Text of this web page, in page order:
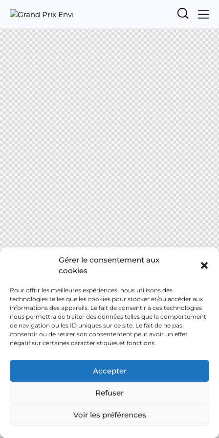
Gérer le consentement aux
cookies
Pour offrir les meilleures expériences, nous utilisons des
technologies telles que les cookies pour stocker et/ou accéder aux
informations des appareils. Le fait de consentir à ces technologies
nous permettra de traiter des données telles que le comportement
de navigation ou les ID uniques sur ce site. Le fait de ne pas
consentir ou de retirer son consentement peut avoir un effet
négatif sur certaines caractéristiques et fonctions.
Accepter
Refuser
Voir les préférences